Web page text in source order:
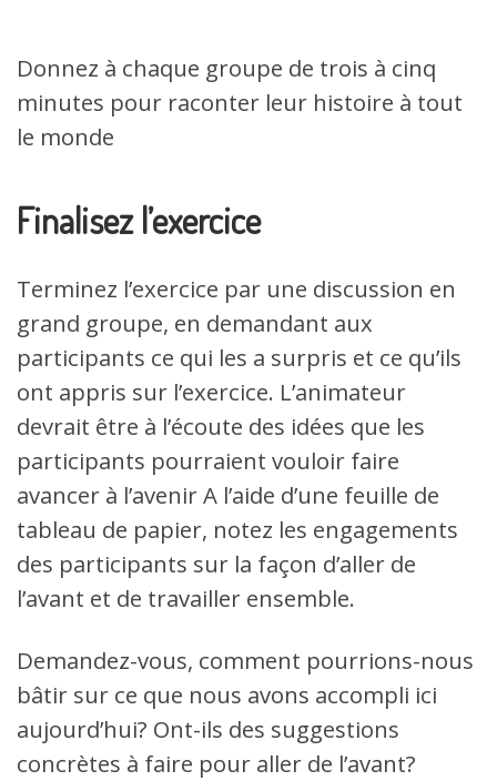
Donnez à chaque groupe de trois à cinq
minutes pour raconter leur histoire à tout
le monde
Finalisez l’exercice
Terminez l’exercice par une discussion en
grand groupe, en demandant aux
participants ce qui les a surpris et ce qu’ils
ont appris sur l’exercice. L’animateur
devrait être à l’écoute des idées que les
participants pourraient vouloir faire
avancer à l’avenir A l’aide d’une feuille de
tableau de papier, notez les engagements
des participants sur la façon d’aller de
l’avant et de travailler ensemble.
Demandez-vous, comment pourrions-nous
bâtir sur ce que nous avons accompli ici
aujourd’hui? Ont-ils des suggestions
concrètes à faire pour aller de l’avant?